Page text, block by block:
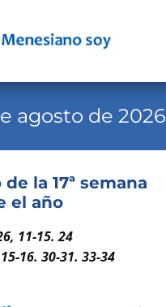
agosto de 2026
de la 17ª semana
el año
11-15. 24
16. 30-31. 33-34